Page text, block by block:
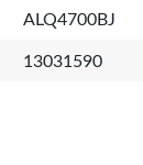
ALQ4700BJ
13031590